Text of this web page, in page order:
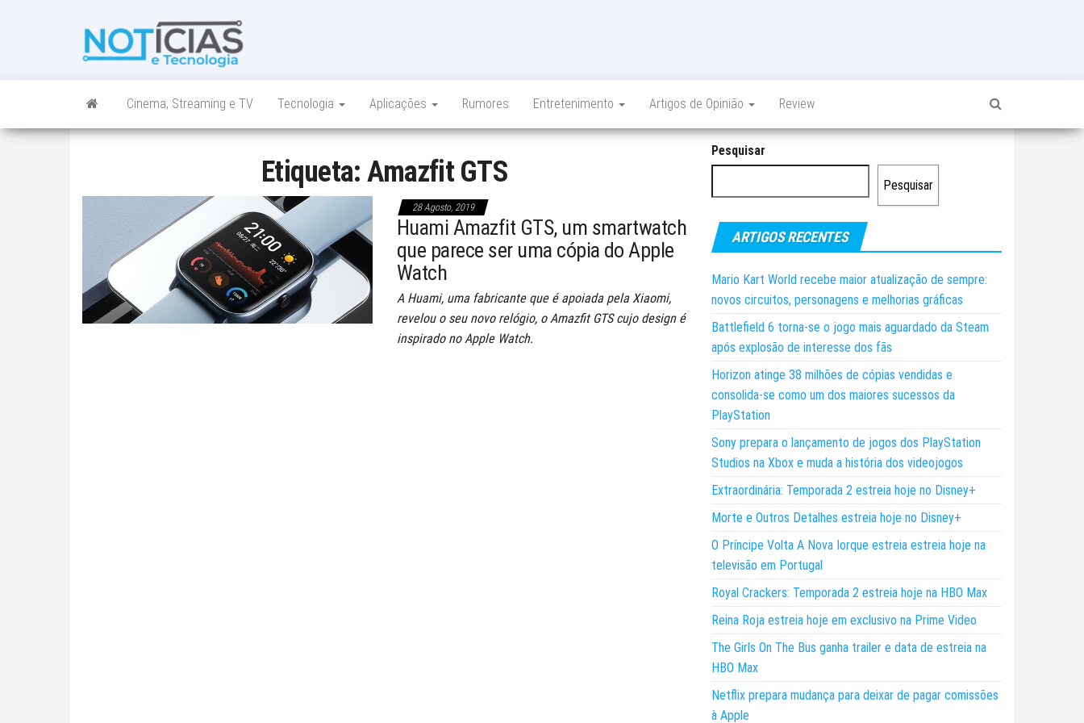
num só lugar
Cinema, Streaming e TV Tecnologia Aplicações Rumores Entretenimento Artigos de Opinião Review
Etiqueta: Amazfit GTS
28 Agosto, 2019
Huami Amazfit GTS, um smartwatch
que parece ser uma cópia do Apple
Watch
A Huami, uma fabricante que é apoiada pela Xiaomi,
revelou o seu novo relógio, o Amazfit GTS cujo design é
inspirado no Apple Watch.
Pesquisar
Pesquisar
ARTIGOS RECENTES
Mario Kart World recebe maior atualização de sempre:
novos circuitos, personagens e melhorias gráficas
Battlefield 6 torna-se o jogo mais aguardado da Steam
após explosão de interesse dos fãs
Horizon atinge 38 milhões de cópias vendidas e
consolida-se como um dos maiores sucessos da
PlayStation
Sony prepara o lançamento de jogos dos PlayStation
Studios na Xbox e muda a história dos videojogos
Extraordinária: Temporada 2 estreia hoje no Disney+
Morte e Outros Detalhes estreia hoje no Disney+
O Príncipe Volta A Nova Iorque estreia estreia hoje na
televisão em Portugal
Royal Crackers: Temporada 2 estreia hoje na HBO Max
Reina Roja estreia hoje em exclusivo na Prime Video
The Girls On The Bus ganha trailer e data de estreia na
HBO Max
Netflix prepara mudança para deixar de pagar comissões
à Apple